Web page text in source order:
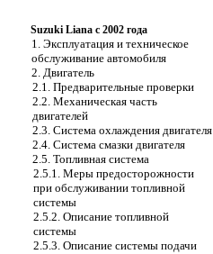
Suzuki Liana с 2002 года
1. Эксплуатация и техническое
обслуживание автомобиля
2. Двигатель
2.1. Предварительные проверки
2.2. Механическая часть
двигателей
2.3. Система охлаждения двигателя
2.4. Система смазки двигателя
2.5. Топливная система
2.5.1. Меры предосторожности
при обслуживании топливной
системы
2.5.2. Описание топливной
системы
2.5.3. Описание системы подачи